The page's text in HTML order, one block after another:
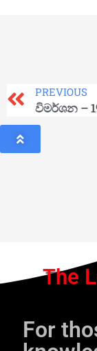
PREVIOUS
විමර්ශන –
The
For